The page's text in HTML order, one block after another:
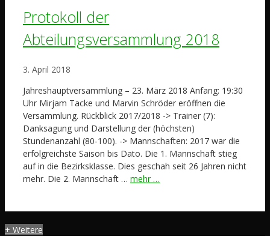
Protokoll der
Abteilungsversammlung 2018
3. April 2018
Jahreshauptversammlung – 23. März 2018 Anfang: 19:30
Uhr Mirjam Tacke und Marvin Schröder eröffnen die
Versammlung. Rückblick 2017/2018 -> Trainer (7):
Danksagung und Darstellung der (höchsten)
Stundenanzahl (80-100). -> Mannschaften: 2017 war die
erfolgreichste Saison bis Dato. Die 1. Mannschaft stieg
auf in die Bezirksklasse. Dies geschah seit 26 Jahren nicht
mehr. Die 2. Mannschaft … mehr …
+ Weitere